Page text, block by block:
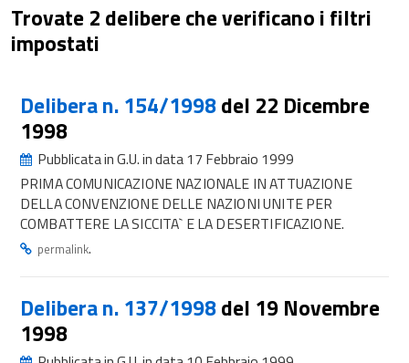
Trovate 2 delibere che verificano i filtri
impostati
Delibera n. 154/1998del 22 Dicembre
1998
Pubblicata in G.U. in data 17 Febbraio 1999
PRIMA COMUNICAZIONE NAZIONALE IN ATTUAZIONE
DELLA CONVENZIONE DELLE NAZIONI UNITE PER
COMBATTERE LA SICCITA` E LA DESERTIFICAZIONE.
permalink.
Delibera n. 137/1998del 19 Novembre
1998